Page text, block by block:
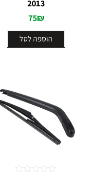
2013
75₪
הוספה לסל